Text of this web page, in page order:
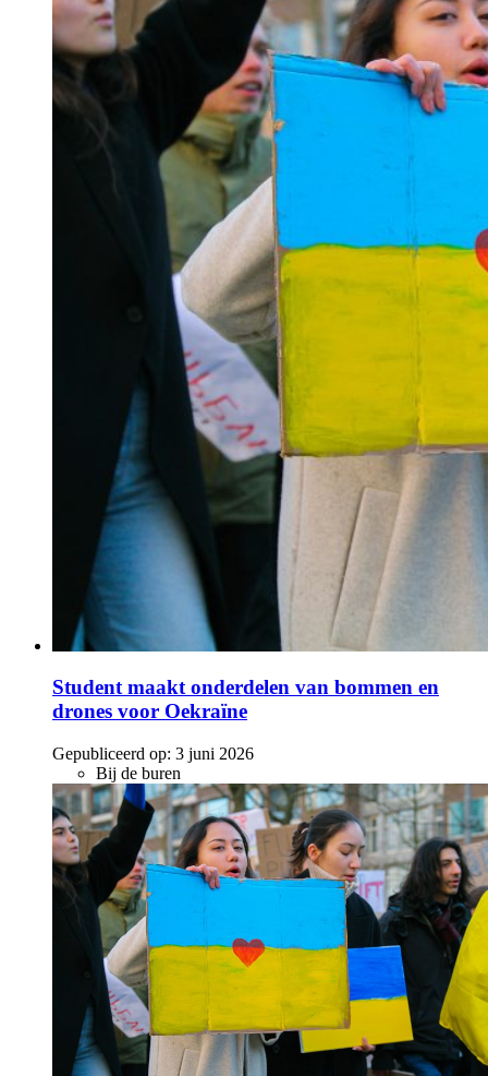
Student maakt onderdelen van bommen en
drones voor Oekraïne
Gepubliceerd op: 3 juni 2026
Bij de buren